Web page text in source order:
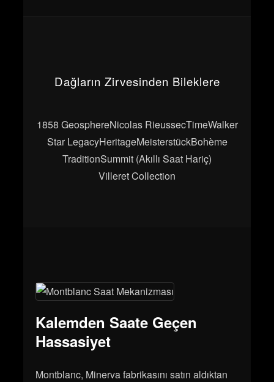
Dağların Zirvesinden Bileklere
1858 GeosphereNicolas RieussecTimeWalker
Star LegacyHeritageMeisterstückBohème
TraditionSummit (Akıllı Saat Hariç)
Villeret Collection
Kalemden Saate Geçen
Hassasiyet
Montblanc, Minerva fabrikasını satın aldıktan